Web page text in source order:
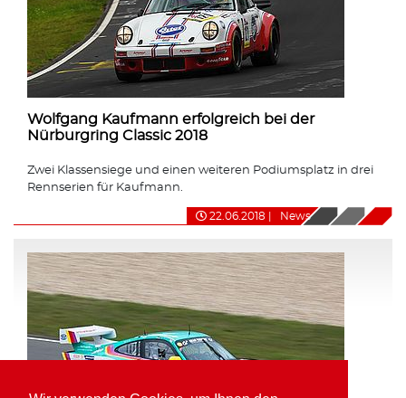
Wolfgang Kaufmann erfolgreich bei der
Nürburgring Classic 2018
Zwei Klassensiege und einen weiteren Podiumsplatz in drei
Rennserien für Kaufmann.
22.06.2018 News